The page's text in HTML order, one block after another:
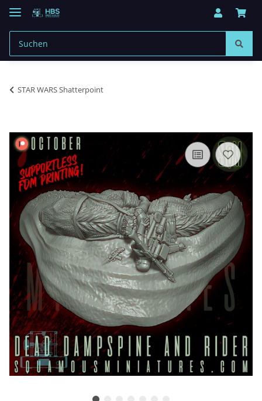
STAR WARS Shatterpoint